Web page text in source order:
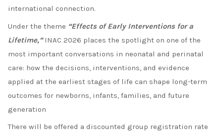
international connection.
Under the theme “Effects of Early Interventions for a
Lifetime,”INAC 2026 places the spotlight on one of the
most important conversations in neonatal and perinatal
care: how the decisions, interventions, and evidence
applied at the earliest stages of life can shape long-term
outcomes for newborns, infants, families, and future
generation
There will be offered a discounted group registration rate